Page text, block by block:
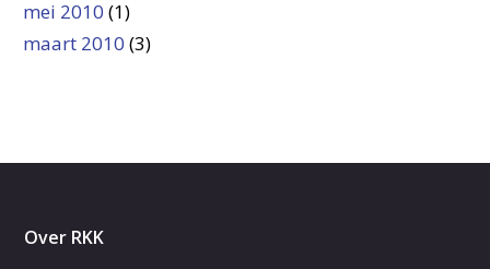
mei 2010 (1)
maart 2010 (3)
Over RKK